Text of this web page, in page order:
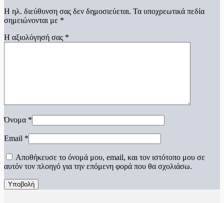
Η ηλ. διεύθυνση σας δεν δημοσιεύεται. Τα υποχρεωτικά πεδία
σημειώνονται με *
Η αξιολόγησή σας *
Όνομα *
Email *
Αποθήκευσε το όνομά μου, email, και τον ιστότοπο μου σε
αυτόν τον πλοηγό για την επόμενη φορά που θα σχολιάσω.